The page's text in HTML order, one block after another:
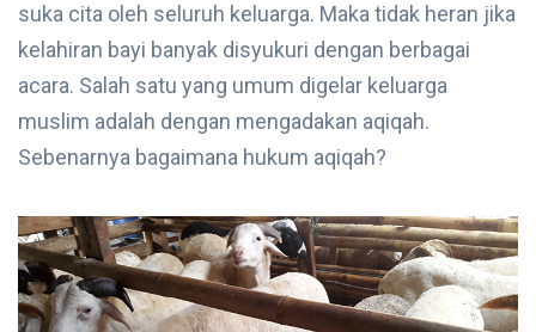
suka cita oleh seluruh keluarga. Maka tidak heran jika
kelahiran bayi banyak disyukuri dengan berbagai
acara. Salah satu yang umum digelar keluarga
muslim adalah dengan mengadakan aqiqah.
Sebenarnya bagaimana hukum aqiqah?